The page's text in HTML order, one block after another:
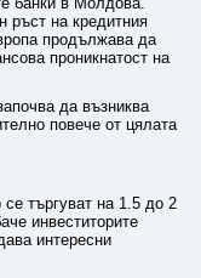
ръст на кредитния
продължава да
проникнатост на
да възниква
повече от цялата
търгуват на 1.5 до 2
инвеститорите
интересни